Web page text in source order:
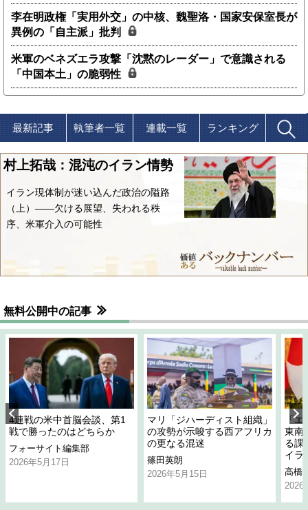
李在明政権「実用外交」の中核、魏聖洛・国家安保室長が
異例の「自主派」批判
米軍のベネズエラ攻撃「沈黙のレーダー」で意識される
「中国本土」の脆弱性
最新記事 執筆者一覧 連載一覧 ランキング
村上拓哉：混沌のイラン情勢
イラン現体制が迷い込んだ政治の隘路
（上）――欠ける展望、失われる秩
序、米軍介入の可能性
無料公開中の記事
4連戦の米中首脳会談、第1
戦で勝ったのはどちらか
フォーサイト編集部
2026年5月17日
マリ「ジハーディスト組織」
の攻勢が示唆する西アフリカ
の更なる混迷
篠田英朗
2026年5月15日
「
東南
る課
イラ
高橋
2026